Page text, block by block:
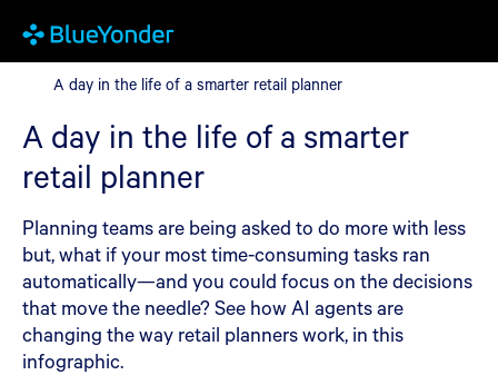
A day in the life of a smarter retail planner
A day in the life of a smarter retail planner
A day in the life of a smarter
retail planner
Planning teams are being asked to do more with less
but, what if your most time-consuming tasks ran
automatically—and you could focus on the decisions
that move the needle? See how AI agents are
changing the way retail planners work, in this
infographic.